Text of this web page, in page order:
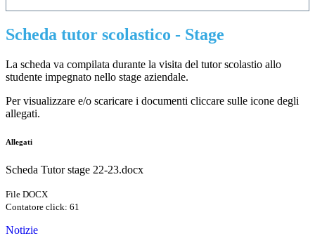
Scheda tutor scolastico - Stage
La scheda va compilata durante la visita del tutor scolastio allo
studente impegnato nello stage aziendale.
Per visualizzare e/o scaricare i documenti cliccare sulle icone degli
allegati.
Allegati
Scheda Tutor stage 22-23.docx
File DOCX
Contatore click: 61
Notizie